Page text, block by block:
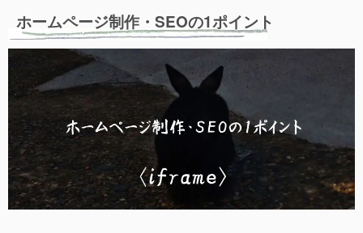
ホームページ制作・SEOの1ポイント